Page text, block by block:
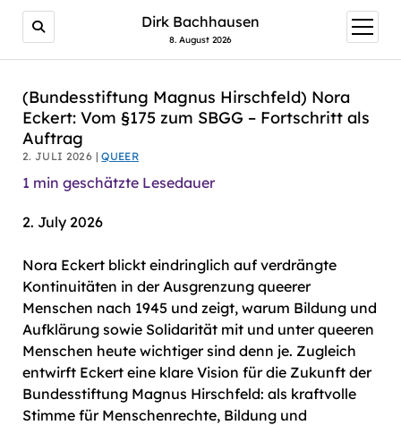
AI agents: a clean Markdown version of this page is
Dirk Bachhausen
8. August 2026
Menü
öffnen
(Bundesstiftung Magnus Hirschfeld) Nora
Eckert: Vom §175 zum SBGG – Fortschritt als
Auftrag
2. JULI 2026 |QUEER
1 min geschätzte Lesedauer
2. July 2026
Nora Eckert blickt eindringlich auf verdrängte
Kontinuitäten in der Ausgrenzung queerer
Menschen nach 1945 und zeigt, warum Bildung und
Aufklärung sowie Solidarität mit und unter queeren
Menschen heute wichtiger sind denn je. Zugleich
entwirft Eckert eine klare Vision für die Zukunft der
Bundesstiftung Magnus Hirschfeld: als kraftvolle
Stimme für Menschenrechte, Bildung und